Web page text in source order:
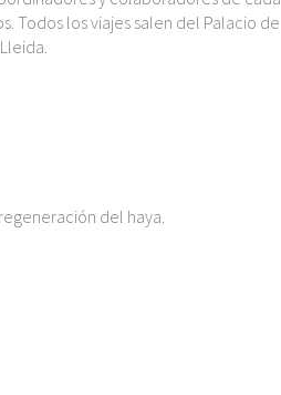
Todos los viajes salen del Palacio de
del haya.